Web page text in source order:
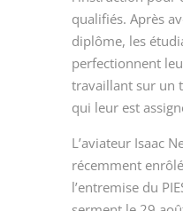
qualifiés. Après
diplôme, les
perfectionnent
travaillant sur un
qui leur est
L’aviateur Isaac
récemment enrôlé
l’entremise du